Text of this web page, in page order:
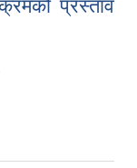
प्रस्ताव